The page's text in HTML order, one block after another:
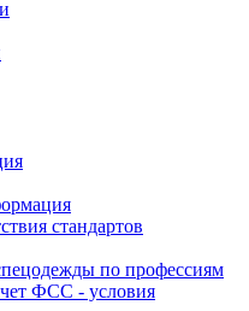
стандартов
по профессиям
ФСС - условия